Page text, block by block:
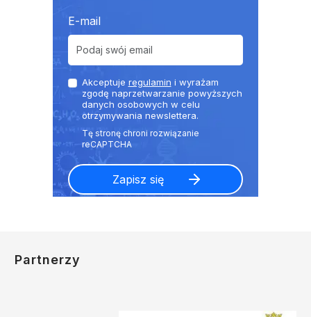
E-mail
Akceptuje regulamin i wyrażam
zgodę naprzetwarzanie powyższych
danych osobowych w celu
otrzymywania newslettera.
Partnerzy